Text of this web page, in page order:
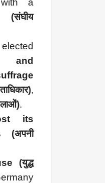
a
and
,
.
its
(अपनी
(युद्ध